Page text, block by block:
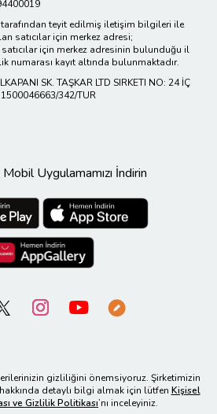
tarafından teyit edilmiş iletişim bilgileri ile
satıcılar için merkez adresi;
için merkez adresinin bulunduğu il
numarası kayıt altında bulunmaktadır.
SK. TAŞKAR LTD SIRKETI NO: 24 İÇ
1500046663/342/TUR
Uygulamamızı İndirin
gizliliğini önemsiyoruz. Şirketimizin
detaylı bilgi almak için lütfen Kişisel
ve Gizlilik Politikası’nı inceleyiniz.